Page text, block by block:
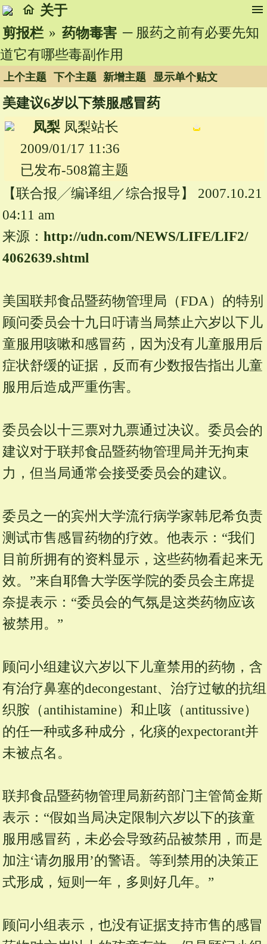
home 关于 menu
剪报栏 » 药物毒害 ─ 服药之前有必要先知
道它有哪些毒副作用
上个主题 下个主题 新增主题 显示单个贴文
美建议6岁以下禁服感冒药
凤梨 凤梨站长
2009/01/17 11:36
已发布-508篇主题
【联合报╱编译组／综合报导】 2007.10.21
04:11 am
来源： http://udn.com/NEWS/LIFE/LIF2/
4062639.shtml
美国联邦食品暨药物管理局（FDA）的特别
顾问委员会十九日吁请当局禁止六岁以下儿
童服用咳嗽和感冒药，因为没有儿童服用后
症状舒缓的证据，反而有少数报告指出儿童
服用后造成严重伤害。
委员会以十三票对九票通过决议。委员会的
建议对于联邦食品暨药物管理局并无拘束
力，但当局通常会接受委员会的建议。
委员之一的宾州大学流行病学家韩尼希负责
测试市售感冒药物的疗效。他表示：“我们
目前所拥有的资料显示，这些药物看起来无
效。”来自耶鲁大学医学院的委员会主席提
奈提表示：“委员会的气氛是这类药物应该
被禁用。”
顾问小组建议六岁以下儿童禁用的药物，含
有治疗鼻塞的decongestant、治疗过敏的抗组
织胺（antihistamine）和止咳（antitussive）
的任一种或多种成分，化痰的expectorant并
未被点名。
联邦食品暨药物管理局新药部门主管简金斯
表示：“假如当局决定限制六岁以下的孩童
服用感冒药，未必会导致药品被禁用，而是
加注‘请勿服用’的警语。等到禁用的决策正
式形成，短则一年，多则好几年。”
顾问小组表示，也没有证据支持市售的感冒